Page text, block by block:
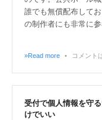
誰でも無償配布して
の制作者にも非常に参
»Read more • コメント
受付で個人情報を守
けでいい